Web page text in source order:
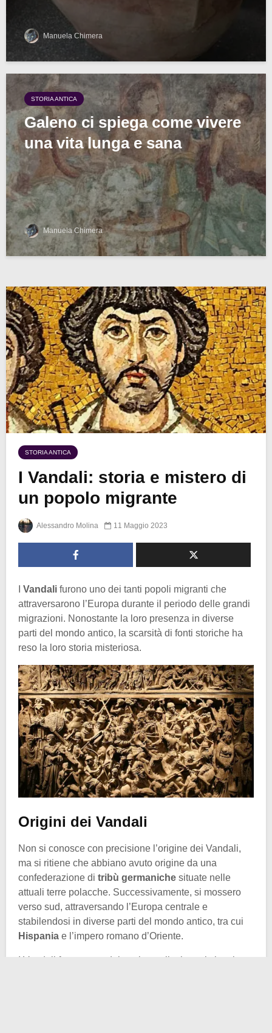
Manuela Chimera
STORIA ANTICA
Galeno ci spiega come vivere
una vita lunga e sana
Manuela Chimera
STORIA ANTICA
I Vandali: storia e mistero di
un popolo migrante
Alessandro Molina 11 Maggio 2023
Vandali furono uno dei tanti popoli migranti che
attraversarono l’Europa durante il periodo delle grandi
migrazioni. Nonostante la loro presenza in diverse
parti del mondo antico, la scarsità di fonti storiche ha
reso la loro storia misteriosa.
Origini dei Vandali
Non si conosce con precisione l’origine dei Vandali,
ma si ritiene che abbiano avuto origine da una
confederazione di tribù germaniche situate nelle
attuali terre polacche. Successivamente, si mossero
verso sud, attraversando l’Europa centrale e
stabilendosi in diverse parti del mondo antico, tra cui
Hispania e l’impero romano d’Oriente.
I Vandali furono uno dei tanti popoli migranti che si